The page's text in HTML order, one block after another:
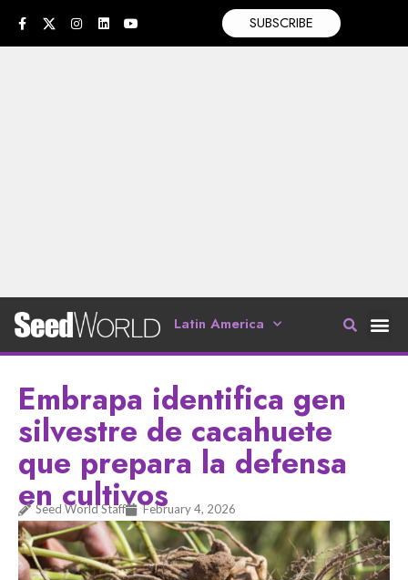
SUBSCRIBE
Latin America
Embrapa identifica gen
silvestre de cacahuete
que prepara la defensa
en cultivos
Seed World Staff February 4, 2026